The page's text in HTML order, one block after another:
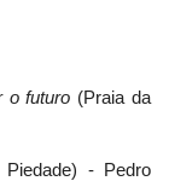
o futuro (Praia da
- Pedro